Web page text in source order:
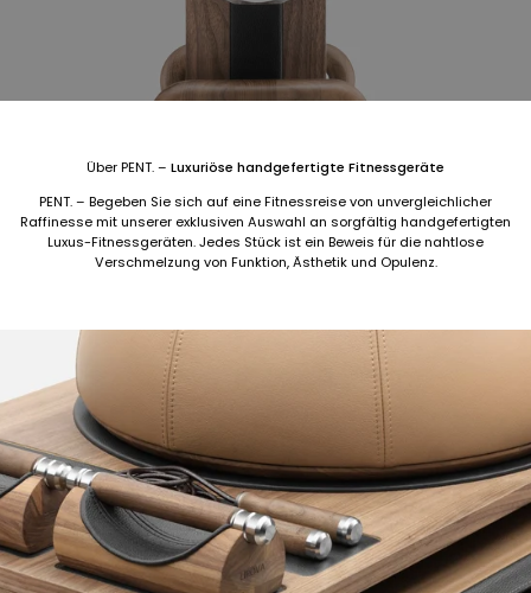
Über PENT. – Luxuriöse handgefertigte Fitnessgeräte
PENT. – Begeben Sie sich auf eine Fitnessreise von unvergleichlicher
Raffinesse mit unserer exklusiven Auswahl an sorgfältig handgefertigten
Luxus-Fitnessgeräten. Jedes Stück ist ein Beweis für die nahtlose
Verschmelzung von Funktion, Ästhetik und Opulenz.